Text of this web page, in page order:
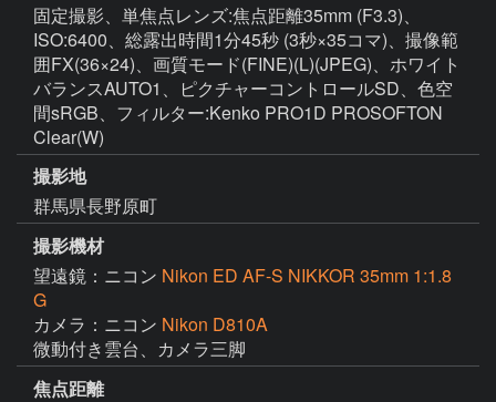
固定撮影、単焦点レンズ:焦点距離35mm (F3.3)、
ISO:6400、総露出時間1分45秒 (3秒×35コマ)、撮像範
囲FX(36×24)、画質モード(FINE)(L)(JPEG)、ホワイト
バランスAUTO1、ピクチャーコントロールSD、色空
間sRGB、フィルター:Kenko PRO1D PROSOFTON
Clear(W)
撮影地
群馬県長野原町
撮影機材
望遠鏡：ニコン Nikon ED AF-S NIKKOR 35mm 1:1.8
G
カメラ：ニコン Nikon D810A
焦点距離